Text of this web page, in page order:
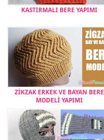
KASTIRMALI BERE YAPIMI
ZİKZAK ERKEK VE BAYAN BERE
MODELİ YAPIMI